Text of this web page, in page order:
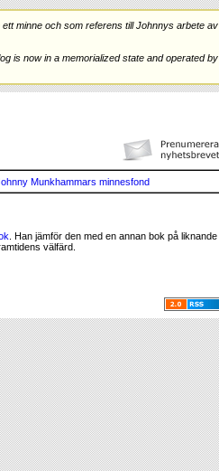
minne och som referens till Johnnys arbete av
is now in a memorialized state and operated by
Munkhammars minnesfond
. Han jämför den med en annan bok på liknande
välfärd.